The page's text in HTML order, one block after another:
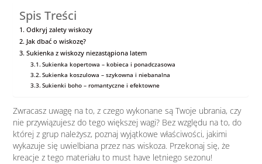
Spis Treści
Odkryj zalety wiskozy
Jak dbać o wiskozę?
Sukienka z wiskozy niezastąpiona latem
Sukienka kopertowa – kobieca i ponadczasowa
Sukienka koszulowa – szykowna i niebanalna
Sukienki boho – romantyczne i efektowne
Zwracasz uwagę na to, z czego wykonane są Twoje ubrania, czy
nie przywiązujesz do tego większej wagi? Bez względu na to, do
której z grup należysz, poznaj wyjątkowe właściwości, jakimi
wykazuje się uwielbiana przez nas wiskoza. Przekonaj się, że
kreacje z tego materiału to must have letniego sezonu!